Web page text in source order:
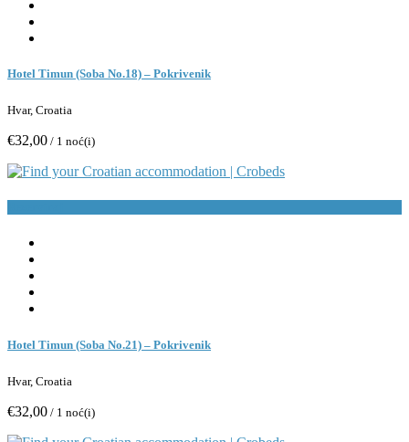
Hotel Timun (Soba No.18) – Pokrivenik
Hvar, Croatia
€32,00 / 1 noć(i)
Hotel Timun (Soba No.21) – Pokrivenik
Hvar, Croatia
€32,00 / 1 noć(i)